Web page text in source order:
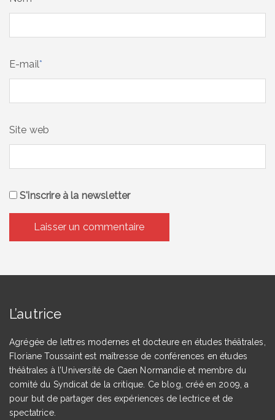
E-mail*
Site web
S'inscrire à la newsletter
L’autrice
Agrégée de lettres modernes et docteure en études théâtrales,
Floriane Toussaint est maîtresse de conférences en études
théâtrales à l’Université de Caen Normandie et membre du
comité du Syndicat de la critique. Ce blog, créé en 2009, a
pour but de partager des expériences de lectrice et de
spectatrice.